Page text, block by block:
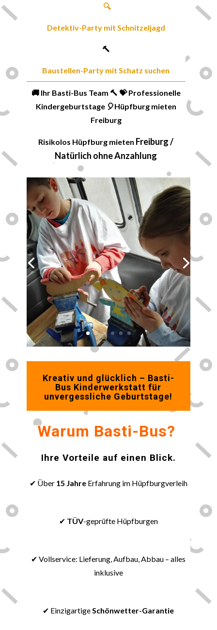
🔍
Detektiv-Party mit Schnitzeljagd
🔨
Baustellen-Party mit Schatz suchen
🚚 Ihr Basti-Bus Team 🔨 💝 Professionelle
Kindergeburtstage 🎈Hüpfburg mieten
Freiburg
Risikolos Hüpfburg mieten Freiburg/
Natürlich ohne Anzahlung
Kreativ und glücklich – Basti-
Bus Kinderwerkstatt für
unvergessliche Geburtstage!
Warum Basti-Bus?
Ihre Vorteile auf einen Blick.
✔ Über 15 JahreErfahrung im Hüpfburgverleih
✔ TÜV-geprüfte Hüpfburgen
✔ Vollservice: Lieferung, Aufbau, Abbau – alles
inklusive
✔ EinzigartigeSchönwetter-Garantie